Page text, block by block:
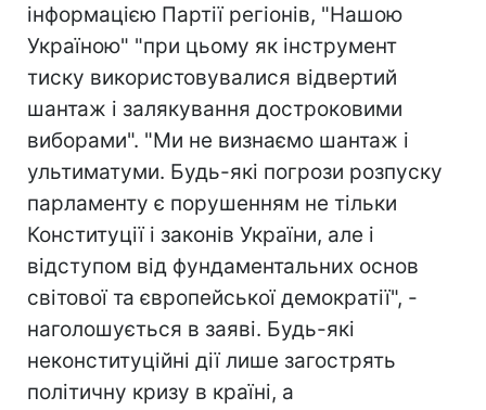
інформацією Партії регіонів, "Нашою
Україною" "при цьому як інструмент
тиску використовувалися відвертий
шантаж і залякування достроковими
виборами". "Ми не визнаємо шантаж і
ультиматуми. Будь-які погрози розпуску
парламенту є порушенням не тільки
Конституції і законів України, але і
відступом від фундаментальних основ
світової та європейської демократії", -
наголошується в заяві. Будь-які
неконституційні дії лише загострять
політичну кризу в країні, а